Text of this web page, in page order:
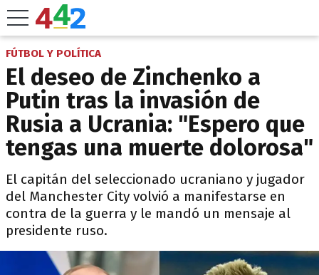
FÚTBOL Y POLÍTICA
El deseo de Zinchenko a
Putin tras la invasión de
Rusia a Ucrania: "Espero que
tengas una muerte dolorosa"
El capitán del seleccionado ucraniano y jugador
del Manchester City volvió a manifestarse en
contra de la guerra y le mandó un mensaje al
presidente ruso.